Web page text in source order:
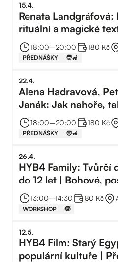
15.4.
Renata Landgráfová:
rituální a magické
hrobek v Abúsíru
18:00–⁠20:00 180 Kč
PŘEDNÁŠKY 🧑‍🦽
22.4.
Alena Hadravová,
Janák: Jak nahoře,
Astronomie a
věda
18:00–⁠20:00 180 Kč
PŘEDNÁŠKY 🧑‍🦽
26.4.
HYB4 Family: Tvůrčí
do 12 let | Bohové,
mumie - poznej
starého Egypta
13:00–⁠14:30 80 Kč
WORKSHOP 🧒
12.5.
HYB4 Film: Starý
populární kultuře |